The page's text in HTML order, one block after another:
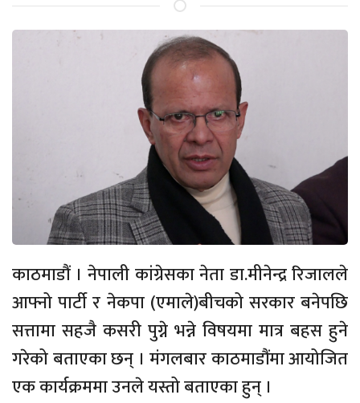
काठमाडौं । नेपाली कांग्रेसका नेता डा.मीनेन्द्र रिजालले
आफ्नो पार्टी र नेकपा (एमाले)बीचको सरकार बनेपछि
सत्तामा सहजै कसरी पुग्ने भन्ने विषयमा मात्र बहस हुने
गरेको बताएका छन् । मंगलबार काठमाडौंमा आयोजित
एक कार्यक्रममा उनले यस्तो बताएका हुन् ।